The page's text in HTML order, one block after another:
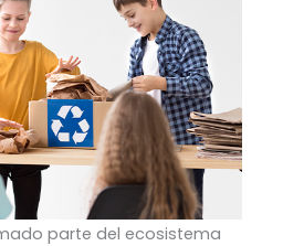
parte del ecosistema